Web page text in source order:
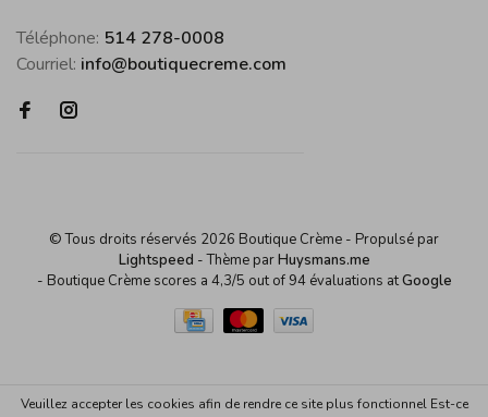
Téléphone: 514 278-0008
Courriel: info@boutiquecreme.com
© Tous droits réservés 2026 Boutique Crème - Propulsé par
Lightspeed - Thème parHuysmans.me
- Boutique Crème scores a 4,3/5 out of94 évaluations atGoogle
Veuillez accepter les cookies afin de rendre ce site plus fonctionnel Est-ce